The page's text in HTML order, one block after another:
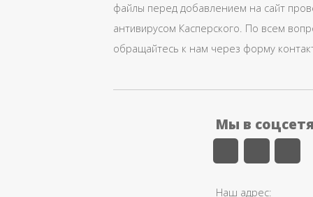
файлы перед добавлением на сайт
антивирусом Касперского. По всем
обращайтесь к нам через форму
Мы в
Наш адрес: